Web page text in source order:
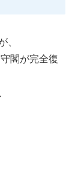
、
閣が完全復